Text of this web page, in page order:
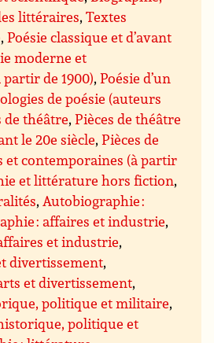
littéraires,Textes
,Poésie classique et d’avant
moderne et
de 1900),Poésie d’un
de poésie (auteurs
de théâtre,Pièces de théâtre
le 20e siècle,Pièces de
et contemporaines (à partir
et littérature hors fiction,
,Autobiographie :
: affaires et industrie,
et industrie,
divertissement,
et divertissement,
politique et militaire,
politique et